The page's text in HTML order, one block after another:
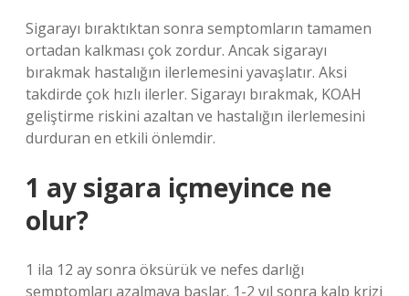
Sigarayı bıraktıktan sonra semptomların tamamen
ortadan kalkması çok zordur. Ancak sigarayı
bırakmak hastalığın ilerlemesini yavaşlatır. Aksi
takdirde çok hızlı ilerler. Sigarayı bırakmak, KOAH
geliştirme riskini azaltan ve hastalığın ilerlemesini
durduran en etkili önlemdir.
1 ay sigara içmeyince ne
olur?
1 ila 12 ay sonra öksürük ve nefes darlığı
semptomları azalmaya başlar. 1-2 yıl sonra kalp krizi